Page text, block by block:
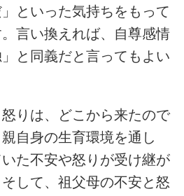
といった気持ちをもって
言い換えれば、自尊感情
と同義だと言ってもよい
りは、どこから来たので
自身の生育環境を通し
た不安や怒りが受け継が
して、祖父母の不安と怒